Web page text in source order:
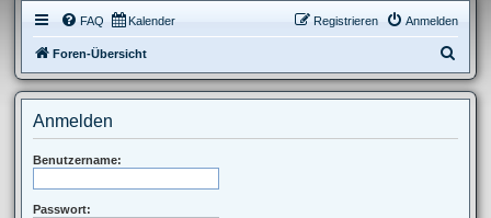
FAQ Kalender Anmelden
Registrieren
Foren-Übersicht
u
Anmelden
Benutzername:
Passwort: